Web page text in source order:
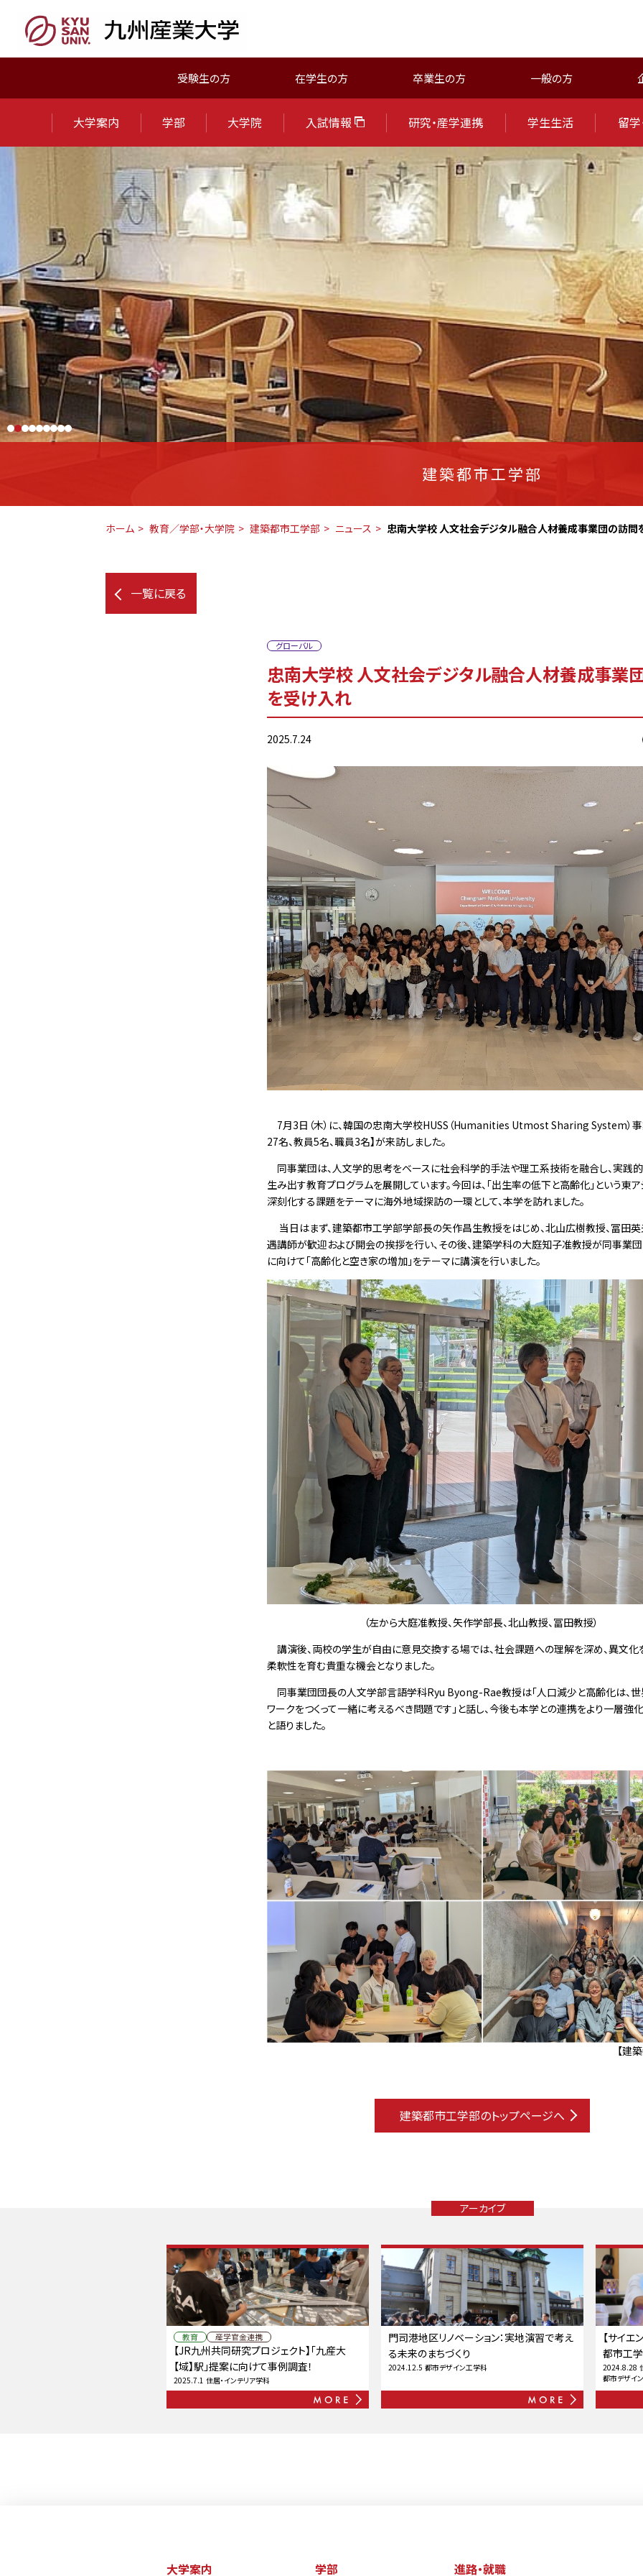
受験生の方 在学生の方 卒業生の方 一般の方
大学案内 学部 大学院 入試情報 研究・産学連携 学生生活 留学
建築都市工学部
ホーム 教育／学部・大学院 建築都市工学部 ニュース 忠南大学校 人文社会デジタル融合人材養成事業団の訪問
一覧に戻る
グローバル
忠南大学校 人文社会デジタル融合人材養成事業
を受け入れ
2025.7.24
7月3日（木）に、韓国の忠南大学校HUSS（Humanities Utmost Sharing System）事
27名、教員5名、職員3名】が来訪しました。
同事業団は、人文学的思考をベースに社会科学的手法や理工系技術を融合し、実践
生み出す教育プログラムを展開しています。今回は、「出生率の低下と高齢化」という東
深刻化する課題をテーマに海外地域探訪の一環として、本学を訪れました。
当日はまず、建築都市工学部学部長の矢作昌生教授をはじめ、北山広樹教授、冨田英
遇講師が歓迎および開会の挨拶を行い、その後、建築学科の大庭知子准教授が同事業
に向けて「高齢化と空き家の増加」をテーマに講演を行いました。
（左から大庭准教授、矢作学部長、北山教授、冨田教授）
講演後、両校の学生が自由に意見交換する場では、社会課題への理解を深め、異文
柔軟性を育む貴重な機会となりました。
同事業団団長の人文学部言語学科Ryu Byong-Rae教授は「人口減少と高齢化は、
ワークをつくって一緒に考えるべき問題です」と話し、今後も本学との連携をより一層強
と語りました。
【建
建築都市工学部のトップページへ
アーカイブ
教育 産学官金連携
【JR九州共同研究プロジェクト】「九産大
【域】駅」提案に向けて事例調査！
2025.7.1 住居・インテリア学科
門司港地区リノベーション：実地演習で考え
る未来のまちづくり
2024.12.5 都市デザイン工学科
【サイエ
都市工学
2024.8.28
都市デザイ
大学案内 学部 進路・就職